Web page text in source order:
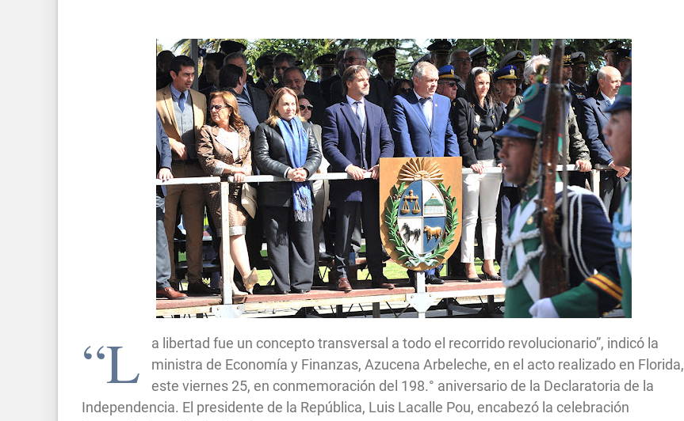
“L
a libertad fue un concepto transversal a todo el recorrido revolucionario”, indicó la
ministra de Economía y Finanzas, Azucena Arbeleche, en el acto realizado en Florida,
este viernes 25, en conmemoración del 198.° aniversario de la Declaratoria de la
Independencia. El presidente de la República, Luis Lacalle Pou, encabezó la celebración